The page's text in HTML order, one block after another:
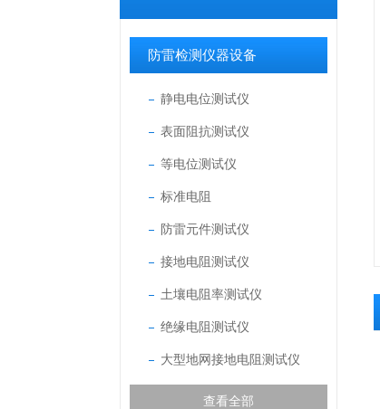
防雷检测仪器设备
静电电位测试仪
表面阻抗测试仪
等电位测试仪
标准电阻
防雷元件测试仪
接地电阻测试仪
土壤电阻率测试仪
绝缘电阻测试仪
大型地网接地电阻测试仪
查看全部